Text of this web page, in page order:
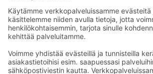
Prisma.fi
Sokos.fi
S-Pankki
Sokos Hotels
Raflaamo